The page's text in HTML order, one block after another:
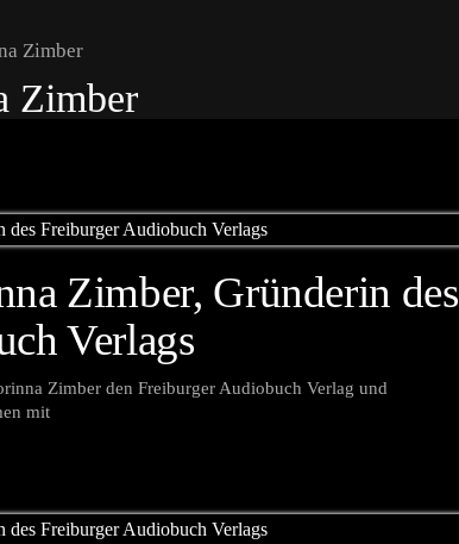
Zimber
Zimber
Zimber, Gründerin des
Verlags
Zimber den Freiburger Audiobuch Verlag und
mit